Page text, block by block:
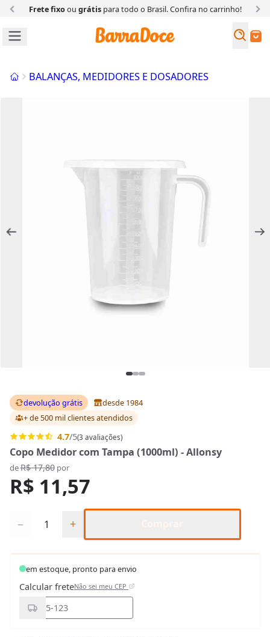
Frete fixoou grátispara todo o Brasil. Confira no carrinho!
Buscar
InícioBALANÇAS, MEDIDORES E DOSADORES
devolução grátis
desde 1984
+ de 500 mil clientesatendidos
4.7/5(3 avaliações)
Copo Medidor com Tampa (1000ml) - Allonsy
deR$ 17,80por
R$ 11,57
− +
em estoque, pronto para envio
Calcular freteNão sei meu CEP